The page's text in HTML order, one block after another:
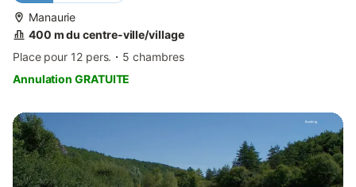
Manaurie
400 m du centre-ville/village
Place pour 12 pers.
5 chambres
Annulation GRATUITE